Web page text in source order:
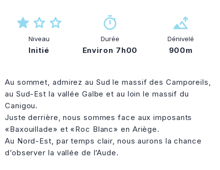
Niveau
Initié
Durée
Environ 7h00
Dénivelé
900m
Au sommet, admirez au Sud le massif des Camporeils,
au Sud-Est la vallée Galbe et au loin le massif du
Canigou.
Juste derrière, nous sommes face aux imposants
«Baxouillade» et «Roc Blanc» en Ariège.
Au Nord-Est, par temps clair, nous aurons la chance
d’observer la vallée de l’Aude.